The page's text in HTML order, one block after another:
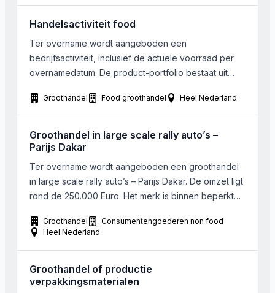
en de onderneming opereert in een business to
business omgeving.
Handelsactiviteit food
Ter overname wordt aangeboden een
bedrijfsactiviteit, inclusief de actuele voorraad per
overnamedatum. De product-portfolio bestaat uit
onder eigen merk wordt verkocht. De producten zijn
verdeeld over een 4-tal groepen waarmee een
alternatief wordt geboden voor alle toepassingen
van suiker. Hiermee speelt het bedrijf in op de
groeiende markt van […]
Groothandel Food groothandel Heel Nederland
Groothandel in large scale rally auto’s –
Parijs Dakar
Ter overname wordt aangeboden een groothandel
in large scale rally auto’s – Parijs Dakar. De omzet ligt
rond de 250.000 Euro. Het merk is binnen beperkte
plannen om nieuwe modellen aan het assortiment toe
te voegen, maar het ontbree t aan commerciele en
Groothandel
Consumentengoederen non food
Heel Nederland
Groothandel of productie
verpakkingsmaterialen